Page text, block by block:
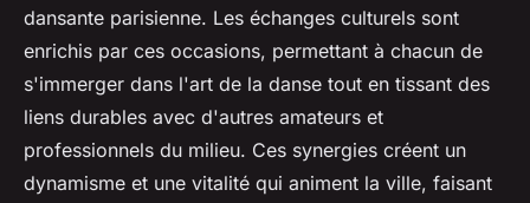
dansante parisienne. Les échanges culturels sont
enrichis par ces occasions, permettant à chacun de
s'immerger dans l'art de la danse tout en tissant des
liens durables avec d'autres amateurs et
professionnels du milieu. Ces synergies créent un
dynamisme et une vitalité qui animent la ville, faisant